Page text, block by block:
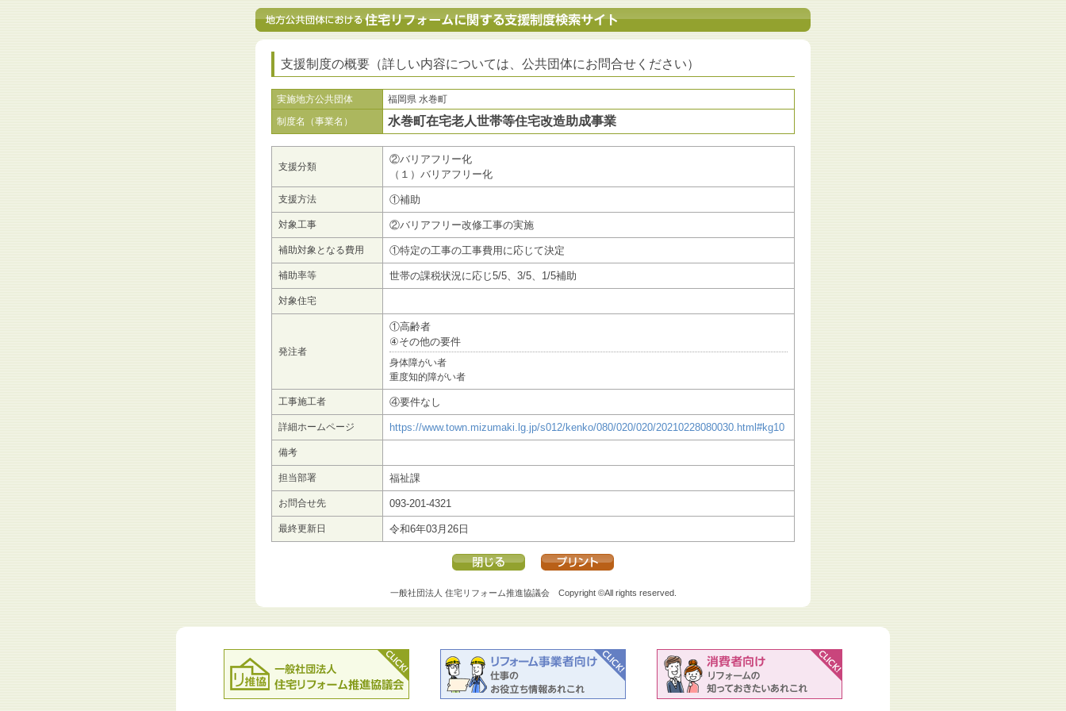
支援制度の概要（詳しい内容については、公共団体にお問合せください）
実施地方公共団体
福岡県 水巻町
制度名（事業名）
水巻町在宅老人世帯等住宅改造助成事業
支援分類
②バリアフリー化
（１）バリアフリー化
支援方法 ①補助
対象工事 ②バリアフリー改修工事の実施
補助対象となる費用 ①特定の工事の工事費用に応じて決定
補助率等 世帯の課税状況に応じ5/5、3/5、1/5補助
対象住宅
発注者
①高齢者
④その他の要件
身体障がい者
重度知的障がい者
工事施工者 ④要件なし
詳細ホームページ https://www.town.mizumaki.lg.jp/s012/kenko/080/020/020/20210228080030.html#kg10
備考
担当部署 福祉課
お問合せ先 093-201-4321
最終更新日 令和6年03月26日
一般社団法人 住宅リフォーム推進協議会Copyright ©All rights reserved.